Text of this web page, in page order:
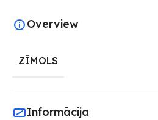
Overview
ZĪMOLS
Informācija